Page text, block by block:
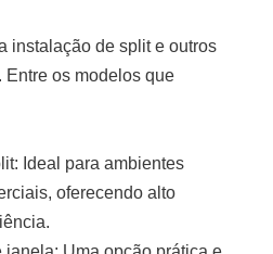
instalação de splite outros
os modelos que
Ideal para ambientes
oferecendo alto